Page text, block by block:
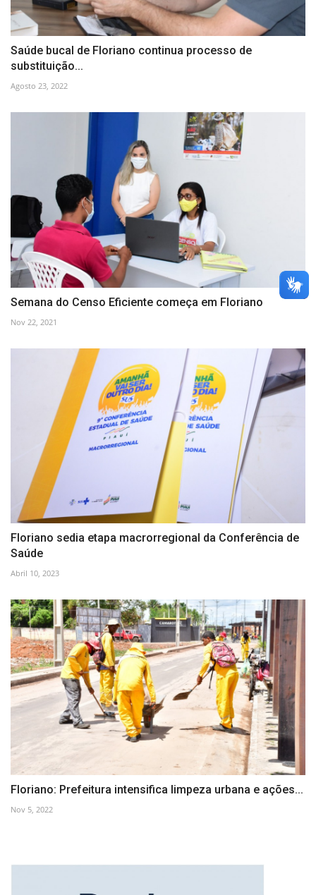
Saúde bucal de Floriano continua processo de
substituição...
Agosto 23, 2022
Semana do Censo Eficiente começa em Floriano
Nov 22, 2021
Floriano sedia etapa macrorregional da Conferência de
Saúde
Abril 10, 2023
Floriano: Prefeitura intensifica limpeza urbana e ações...
Nov 5, 2022